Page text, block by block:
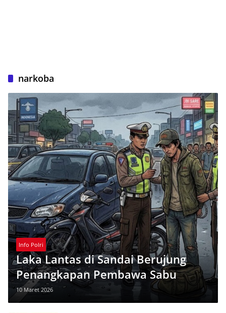
narkoba
Info Polri
Laka Lantas di Sandai Berujung
Penangkapan Pembawa Sabu
10 Maret 2026